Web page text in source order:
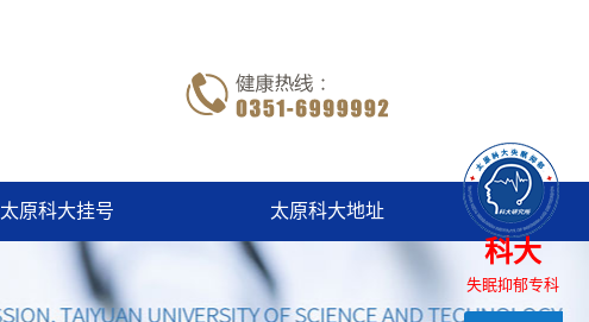
太原科大挂号 太原科大地址
科大
失眠抑郁专科